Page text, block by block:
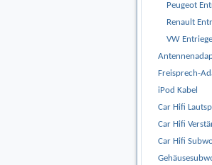
Peugeot
Renault
VW
Freisprech-
iPod Kabel
Car Hifi
Car Hifi
Car Hifi